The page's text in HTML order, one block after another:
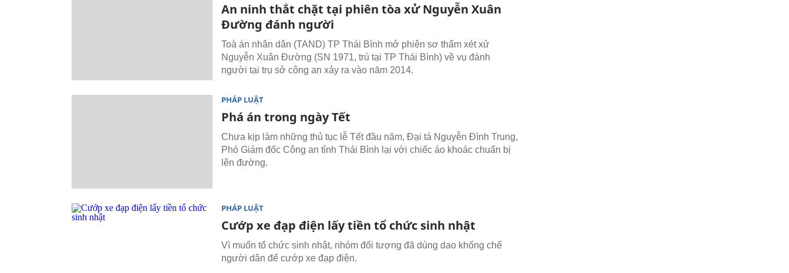
An ninh thắt chặt tại phiên tòa xử Nguyễn Xuân
Đường đánh người
Toà án nhân dân (TAND) TP Thái Bình mở phiên sơ thẩm xét xử
Nguyễn Xuân Đường (SN 1971, trú tại TP Thái Bình) về vụ đánh
người tại trụ sở công an xảy ra vào năm 2014.
PHÁP LUẬT
Phá án trong ngày Tết
Chưa kịp làm những thủ tục lễ Tết đầu năm, Đại tá Nguyễn Đình Trung,
Phó Giám đốc Công an tỉnh Thái Bình lại với chiếc áo khoác chuẩn bị
lên đường.
PHÁP LUẬT
Cướp xe đạp điện lấy tiền tổ chức sinh nhật
Vì muốn tổ chức sinh nhật, nhóm đối tượng đã dùng dao khống chế
người dân để cướp xe đạp điện.